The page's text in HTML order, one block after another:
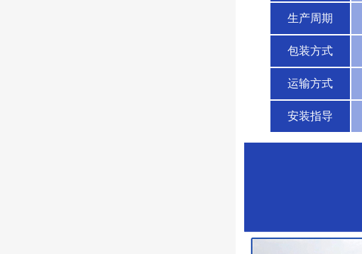
生产周期
包装方式
运输方式
安装指导